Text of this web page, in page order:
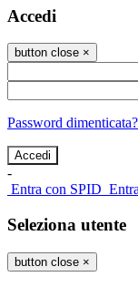
Accedi
button close ×
Password dimenticata?
-
Entra con SPID
Seleziona utente
button close ×